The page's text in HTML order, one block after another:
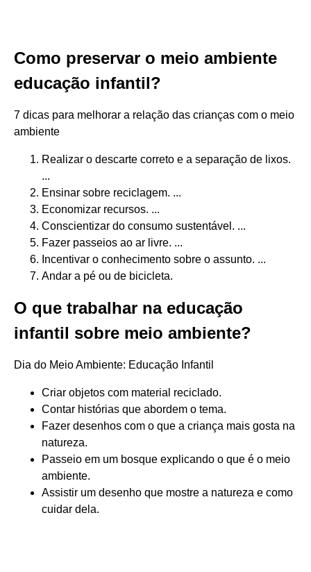
Como preservar o meio ambiente
educação infantil?
7 dicas para melhorar a relação das crianças com o meio
ambiente
Realizar o descarte correto e a separação de lixos.
...
Ensinar sobre reciclagem. ...
Economizar recursos. ...
Conscientizar do consumo sustentável. ...
Fazer passeios ao ar livre. ...
Incentivar o conhecimento sobre o assunto. ...
Andar a pé ou de bicicleta.
O que trabalhar na educação
infantil sobre meio ambiente?
Dia do Meio Ambiente: Educação Infantil
Criar objetos com material reciclado.
Contar histórias que abordem o tema.
Fazer desenhos com o que a criança mais gosta na
natureza.
Passeio em um bosque explicando o que é o meio
ambiente.
Assistir um desenho que mostre a natureza e como
cuidar dela.